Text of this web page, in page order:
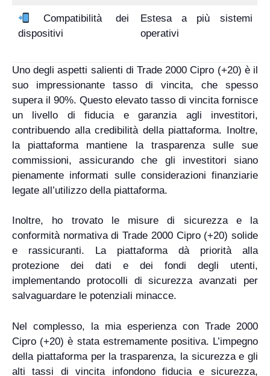
Compatibilità dei
dispositivi
Estesa a più sistemi
operativi
Uno degli aspetti salienti di Trade 2000 Cipro (+20) è il
suo impressionante tasso di vincita, che spesso
supera il 90%. Questo elevato tasso di vincita fornisce
un livello di fiducia e garanzia agli investitori,
contribuendo alla credibilità della piattaforma. Inoltre,
la piattaforma mantiene la trasparenza sulle sue
commissioni, assicurando che gli investitori siano
pienamente informati sulle considerazioni finanziarie
legate all’utilizzo della piattaforma.
Inoltre, ho trovato le misure di sicurezza e la
conformità normativa di Trade 2000 Cipro (+20) solide
e rassicuranti. La piattaforma dà priorità alla
protezione dei dati e dei fondi degli utenti,
implementando protocolli di sicurezza avanzati per
salvaguardare le potenziali minacce.
Nel complesso, la mia esperienza con Trade 2000
Cipro (+20) è stata estremamente positiva. L’impegno
della piattaforma per la trasparenza, la sicurezza e gli
alti tassi di vincita infondono fiducia e sicurezza,